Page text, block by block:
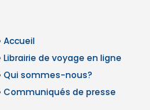
Accueil
Librairie de voyage en ligne
Qui sommes-nous?
Communiqués de presse